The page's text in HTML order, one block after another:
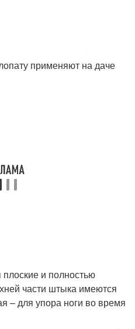
применяют на даче
и полностью
части штыка имеются
– для упора ноги во время